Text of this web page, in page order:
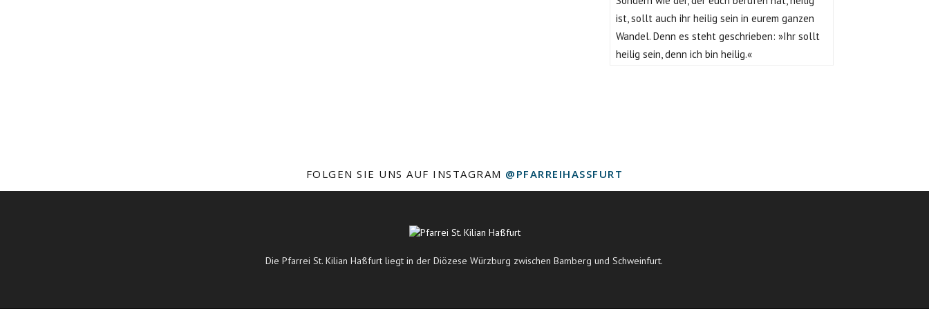
ist, sollt auch ihr heilig sein in eurem ganzen
Wandel. Denn es steht geschrieben: »Ihr sollt
heilig sein, denn ich bin heilig.«
FOLGEN SIE UNS AUF INSTAGRAM @PFARREIHASSFURT
Die Pfarrei St. Kilian Haßfurt liegt in der Diözese Würzburg zwischen Bamberg und Schweinfurt.